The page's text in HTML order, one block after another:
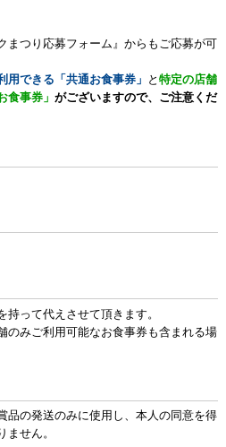
まつり応募フォーム』からもご応募が可
用できる「共通お食事券」 と 特定の店舗
食事券」 がございますので、ご注意くだ
って代えさせて頂きます。
のみご利用可能なお食事券も含まれる場
品の発送のみに使用し、本人の同意を得
せん。